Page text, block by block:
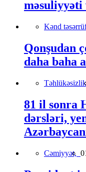
məsuliyyəti
Kənd
Qonşudan
daha baha
81 il sonra
dərsləri,
Cəmiyyət,